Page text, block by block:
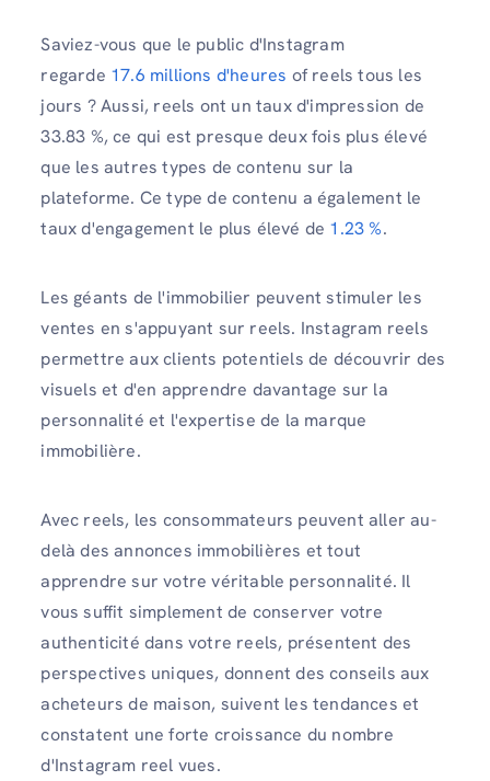
Saviez-vous que le public d'Instagram
regarde 17.6 millions d'heures of reels tous les
jours ? Aussi, reels ont un taux d'impression de
33.83 %, ce qui est presque deux fois plus élevé
que les autres types de contenu sur la
plateforme. Ce type de contenu a également le
taux d'engagement le plus élevé de 1.23 %.
Les géants de l'immobilier peuvent stimuler les
ventes en s'appuyant sur reels. Instagram reels
permettre aux clients potentiels de découvrir des
visuels et d'en apprendre davantage sur la
personnalité et l'expertise de la marque
immobilière.
Avec reels, les consommateurs peuvent aller au-
delà des annonces immobilières et tout
apprendre sur votre véritable personnalité. Il
vous suffit simplement de conserver votre
authenticité dans votre reels, présentent des
perspectives uniques, donnent des conseils aux
acheteurs de maison, suivent les tendances et
constatent une forte croissance du nombre
d'Instagram reel vues.